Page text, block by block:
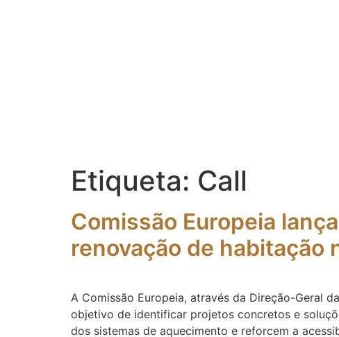
Etiqueta: Call
Comissão Europeia
renovação de habitação
A Comissão Europeia, através da Direção-Geral
objetivo de identificar projetos concretos e
dos sistemas de aquecimento e reforcem a